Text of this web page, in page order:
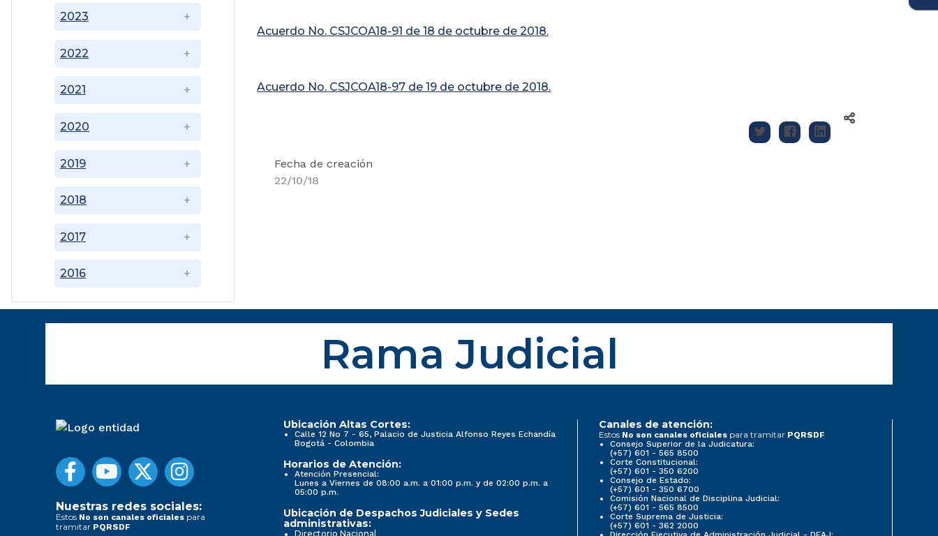
2016
2017
2018
2019
2020
2021
2022
2023
Acuerdo No. CSJCOA18-91 de 18 de octubre de 2018.
Acuerdo No. CSJCOA18-97 de 19 de octubre de 2018.
Fecha de creación
22/10/18
Rama Judicial
Nuestras redes sociales:
Estos No son canales oficiales para
tramitar PQRSDF
Ubicación Altas Cortes:
Calle 12 No 7 - 65, Palacio de Justicia Alfonso Reyes Echandía
Bogotá - Colombia
Horarios de Atención:
Atención Presencial:
Lunes a Viernes de 08:00 a.m. a 01:00 p.m. y de 02:00 p.m. a
05:00 p.m.
Ubicación de Despachos Judiciales y Sedes
administrativas:
Directorio Nacional
Canales de atención:
Estos No son canales oficiales para tramitar PQRSDF
Consejo Superior de la Judicatura:
(+57) 601 - 565 8500
Corte Constitucional:
(+57) 601 - 350 6200
Consejo de Estado:
(+57) 601 - 350 6700
Comisión Nacional de Disciplina Judicial:
(+57) 601 - 565 8500
Corte Suprema de Justicia:
(+57) 601 - 362 2000